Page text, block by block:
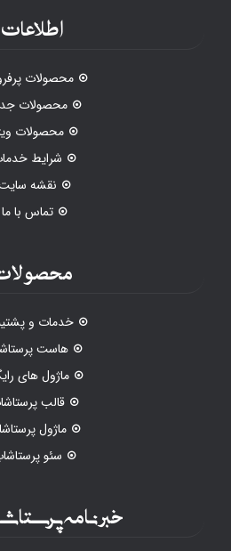
اطلاعات
محصولات
محصولات
محصولات
شرایط
نقشه
تماس با ما
خدمات و
هاست
ماژول های
قالب
ماژول
سئو
خبرنامه